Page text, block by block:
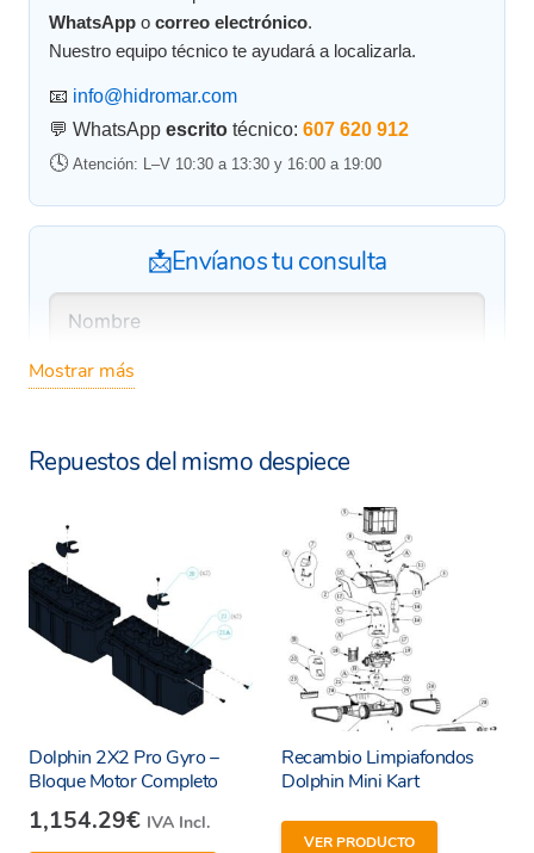
WhatsApp o correo electrónico.
Nuestro equipo técnico te ayudará a localizarla.
📧 info@hidromar.com
💬 WhatsApp escrito técnico: 607 620 912
🕓 Atención: L–V 10:30 a 13:30 y 16:00 a 19:00
📩Envíanos tu consulta
Mostrar más
Repuestos del mismo despiece
Dolphin 2X2 Pro Gyro –
Bloque Motor Completo
1,154.29€ IVA Incl.
Recambio Limpiafondos
Dolphin Mini Kart
VER PRODUCTO